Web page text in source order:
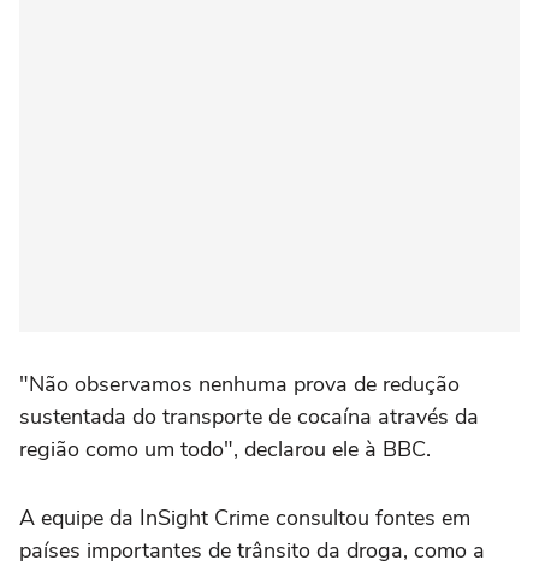
"Não observamos nenhuma prova de redução
sustentada do transporte de cocaína através da
região como um todo", declarou ele à BBC.
A equipe da InSight Crime consultou fontes em
países importantes de trânsito da droga, como a